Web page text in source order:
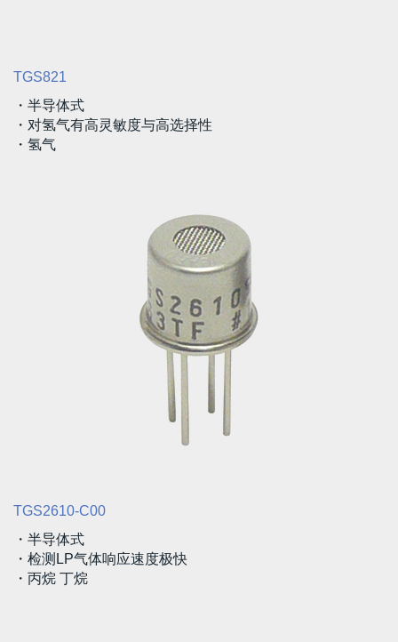
TGS821
・半导体式
・对氢气有高灵敏度与高选择性
・氢气
TGS2610-C00
・半导体式
・检测LP气体响应速度极快
・丙烷 丁烷